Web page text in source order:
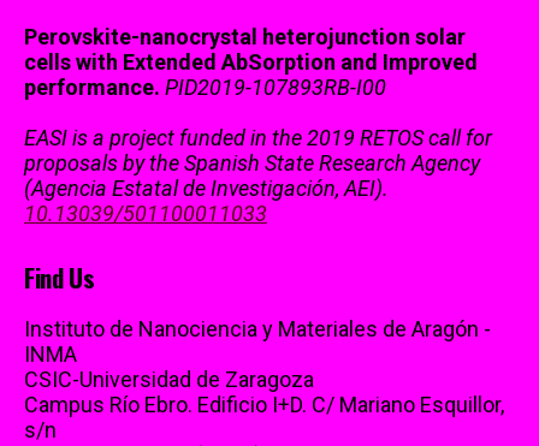
Perovskite-nanocrystal heterojunction solar
cells with Extended AbSorption and Improved
performance. PID2019-107893RB-I00
EASI is a project funded in the 2019 RETOS call for
proposals by the Spanish State Research Agency
(Agencia Estatal de Investigación, AEI).
10.13039/501100011033
Find Us
Instituto de Nanociencia y Materiales de Aragón -
INMA
CSIC-Universidad de Zaragoza
Campus Río Ebro. Edificio I+D. C/ Mariano Esquillor,
s/n